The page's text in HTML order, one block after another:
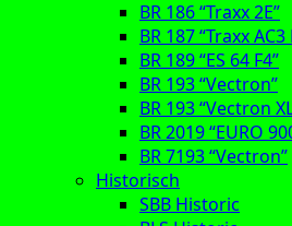
BR 186 “Traxx 2E”
BR 187 “Traxx AC3
BR 189 “ES 64 F4”
BR 193 “Vectron”
BR 193 “Vectron
BR 2019 “EURO
BR 7193 “Vectron”
Historisch
SBB Historic